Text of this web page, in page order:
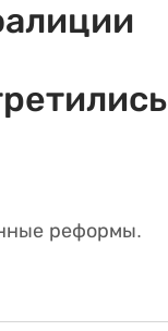
реформы.